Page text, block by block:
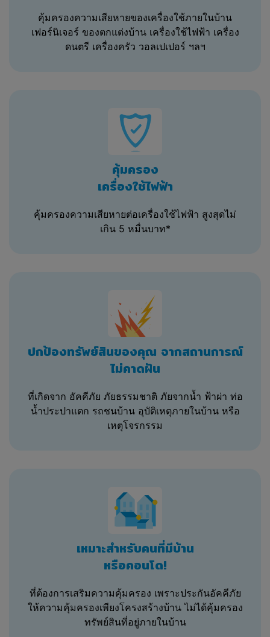
ไม่เสแสร้งหรือรับประกันว่าจะเปรียบเทียบ
ราคาของผู้ให้บริการทุกรายที่ดำเนินกิจการใน
ประเทศไทย อาจมีบริษัทผู้ให้บริการหรือ
หลังจากที่ท่านใส่ข้อมูลส่วนบุคคลบางประการ
(ตามที่นิยามไว้ในนโยบายว่าด้วยการเก็บรักษา
ข้อมูลส่วนบุคคลของบริษัท) และข้อมูลอื่นๆ ที่
เกี่ยวข้องแล้ว เว็บไซต์ของบริษัทจะดำเนินการ
เปรียบเทียบราคาสำหรับผลิตภัณฑ์สินเชื่อที่
ท่านเลือก เว็บไซต์ของบริษัทจะประมวลผล
ข้อมูลของท่านเพื่อยืนยันความถูกต้อง เมื่อท่าน
กดดำเนินการต่อ ซึ่งระบบจำเป็นจะต้องเปิดเผย
ธนาคารที่ระบบประมวลผลแล้วคุณสมบัติของ
ท่านตรงไปตามเงื่อนไข เพื่อเป็นตัวเลือกและ
เพิ่มโอกาสอนุมัติ แต่กรณีที่ท่านเลือกใช้
บริการและชำระค่าบริการของแพ็คเกจใช้งาน
ท่านจะได้รับบริการเสริมตามรูปแบบที่ได้
สื่อสารระบุไว้บนเว็บไซต์ในช่วงเวลานั้นๆ
ในกรณีที่ธนาคารหรือสถาบันการเงินผู้ให้
บริการไม่อนุมัติให้กับลูกค้าหรือไม่มีการติดต่อ
ลูกค้าในระยะเวลาที่กำหนด หรือไม่รายงาน
สถานะการดำเนินงานให้บริษัท บริษัทอาจนำ
รวดเร็ว เพิ่มทางเลือกและโอกาสการอนุมัติ
และงานของบริษัทจะสิ้นสุดลง
สำหรับข้อเสนอที่ไม่แสดงชื่อธนาคารนั้น ท่าน
จะทราบธนาคารเมื่อได้สมัครและยินยอมให้
Refinn ดำเนินการรีไฟแนนซ์ และทางเจ้า
ได้กรอกข้อมูลตามความเป็นจริง โดยข้อมูล
ของท่านจะถูกนำไปดำเนินการรีไฟแนนซ์โดย
ธนาคารที่ท่านเลือก ในกรณีที่ไม่ผ่านอนุมัติ
จากธนาคารแรกที่ท่านเลือก ทางบริษัทจะ
คุ้มครองความเสียหายของเครื่องใช้ภายในบ้าน
เฟอร์นิเจอร์ ของตกแต่งบ้าน เครื่องใช้ไฟฟ้า เครื่อง
ดนตรี เครื่องครัว วอลเปเปอร์ ฯลฯ
คุ้มครอง
เครื่องใช้ไฟฟ้า
คุ้มครองความเสียหายต่อเครื่องใช้ไฟฟ้า สูงสุดไม่
เกิน 5 หมื่นบาท*
ปกป้องทรัพย์สินของคุณ จากสถานการณ์
ไม่คาดฝัน
ที่เกิดจาก อัคคีภัย ภัยธรรมชาติ ภัยจากน้ำ ฟ้าผ่า ท่อ
น้ำประปาแตก รถชนบ้าน อุบัติเหตุภายในบ้าน หรือ
เหตุโจรกรรม
เหมาะสำหรับคนที่มีบ้าน
หรือคอนโด!
ที่ต้องการเสริมความคุ้มครอง เพราะประกันอัคคีภัย
ให้ความคุ้มครองเพียงโครงสร้างบ้าน ไม่ได้คุ้มครอง
ทรัพย์สินที่อยู่ภายในบ้าน